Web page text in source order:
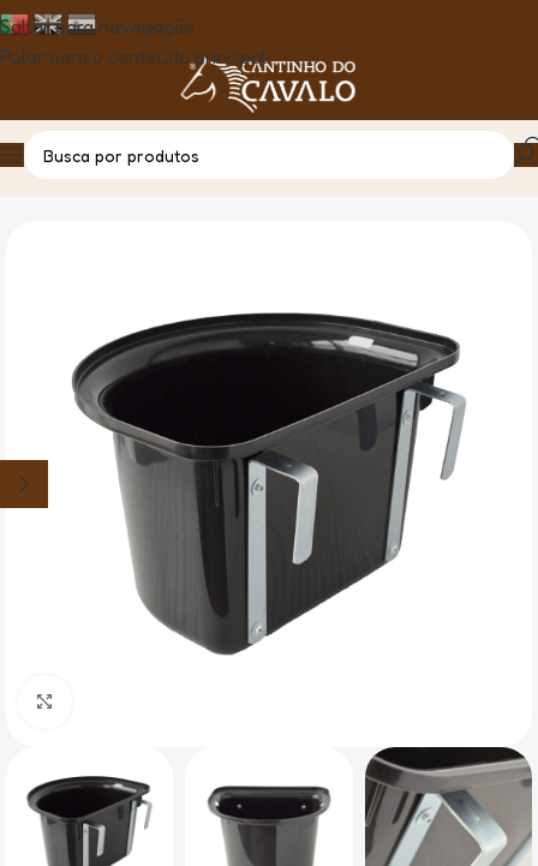
Saltar para navegação
Pular para o conteúdo principal
Casa Produto Manjedoura de Porta c/encaixe